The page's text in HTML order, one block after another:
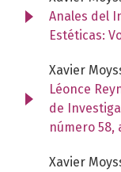
Anales del
Estéticas:
Xavier
Léonce
de
número 58,
Xavier